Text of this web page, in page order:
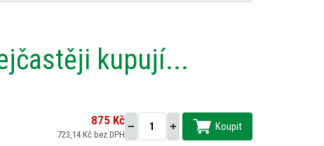
kupují...
875 Kč
723,14 Kč bez DPH
Koupit